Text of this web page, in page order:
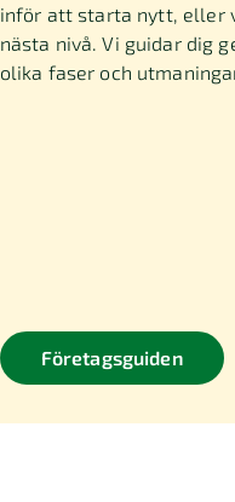
inför att starta nytt, eller
nästa nivå. Vi guidar dig
olika faser och
Företagsguiden